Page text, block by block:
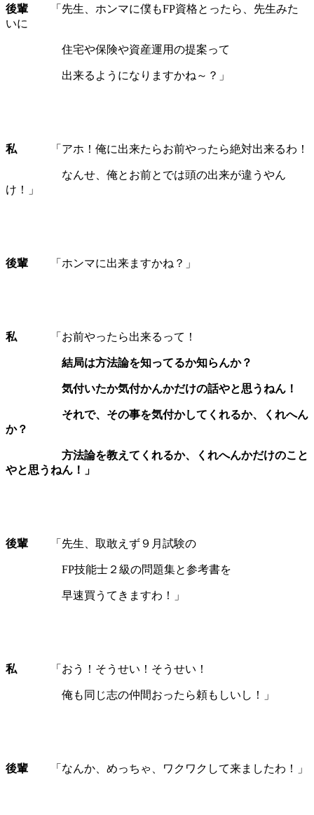
後輩 「先生、ホンマに僕もFP資格とったら、先生みた
いに
住宅や保険や資産運用の提案って
出来るようになりますかね～？」
私 「アホ！俺に出来たらお前やったら絶対出来るわ！
なんせ、俺とお前とでは頭の出来が違うやん
け！」
後輩 「ホンマに出来ますかね？」
私 「お前やったら出来るって！
結局は方法論を知ってるか知らんか？
気付いたか気付かんかだけの話やと思うねん！
それで、その事を気付かしてくれるか、くれへん
か？
方法論を教えてくれるか、くれへんかだけのこと
やと思うねん！」
後輩 「先生、取敢えず９月試験の
FP技能士２級の問題集と参考書を
早速買うてきますわ！」
私 「おう！そうせい！そうせい！
俺も同じ志の仲間おったら頼もしいし！」
後輩 「なんか、めっちゃ、ワクワクして来ましたわ！」